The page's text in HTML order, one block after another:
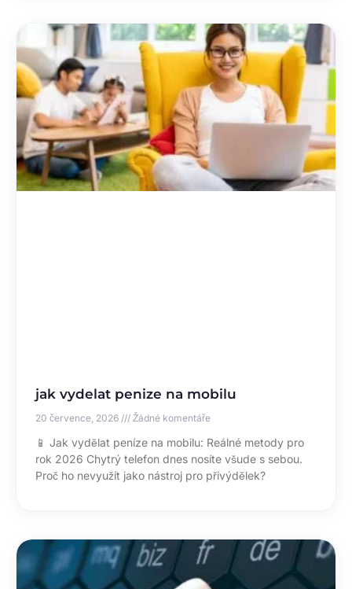
jak vydelat penize na mobilu
20 července, 2026 Žádné komentáře
📱 Jak vydělat peníze na mobilu: Reálné metody pro
rok 2026 Chytrý telefon dnes nosíte všude s sebou.
Proč ho nevyužít jako nástroj pro přivýdělek?